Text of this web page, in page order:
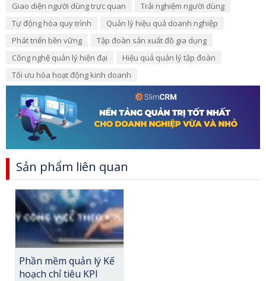
Giao diện người dùng trực quan
Trải nghiệm người dùng
Tự động hóa quy trình
Quản lý hiệu quả doanh nghiệp
Phát triển bền vững
Tập đoàn sản xuất đồ gia dụng
Công nghệ quản lý hiện đại
Hiệu quả quản lý tập đoàn
Tối ưu hóa hoạt động kinh doanh
Sản phẩm liên quan
Phần mềm quản lý Kế
hoạch chỉ tiêu KPI